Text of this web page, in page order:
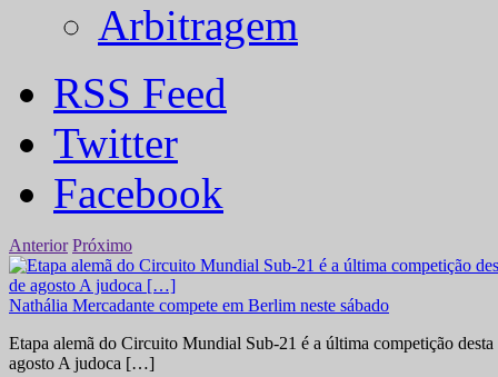
Arbitragem
RSS Feed
Twitter
Facebook
Anterior Próximo
Nathália Mercadante compete em Berlim neste sábado
Etapa alemã do Circuito Mundial Sub-21 é a última competição
agosto A judoca […]